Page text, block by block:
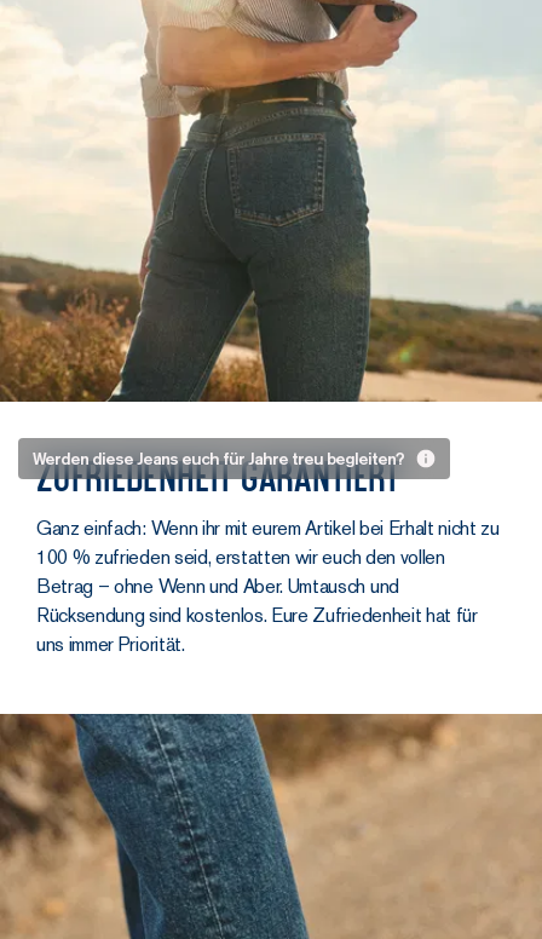
Taschengröße ist
wichtig. Nicht zu
groß, nicht zu
angewinkelt für
Schmeichelei.
Oh, und fürs
Protokoll, diese
Jeans hatechte,
tiefe Taschen
Männerjeans. Denn
ihr habt auch ein
Telefon, Schlüssel,
Geldbeutel und ein
paar Geheimnisse
zu verstauen,
stimmt’s?
Werden diese Jeans euch für Jahre treu begleiten?
Für die
Langstrecke
gemacht
Weil sie aus einem
Stoff geschnitten
sind, der’s ernst meint.
Dicht und solide
im Laufe der Zeit,
anstatt auseinander
zu fallen.
Premium-Denim:
99 % Bio-
Baumwolle + 1 %
Elastan für Komfort.
Zufriedenheit garantiert
Ganz einfach: Wenn ihr mit eurem Artikel bei Erhalt nicht zu
100 % zufrieden seid, erstatten wir euch den vollen
Betrag – ohne Wenn und Aber. Umtausch und
Rücksendung sind kostenlos. Eure Zufriedenheit hat für
uns immer Priorität.